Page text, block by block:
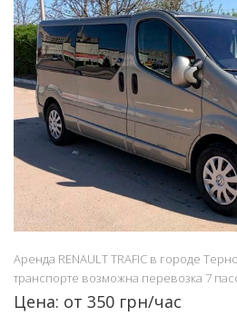
Аренда RENAULT TRAFIC в городе
транспорте возможна перевозка 7
Цена: от 350 грн/час